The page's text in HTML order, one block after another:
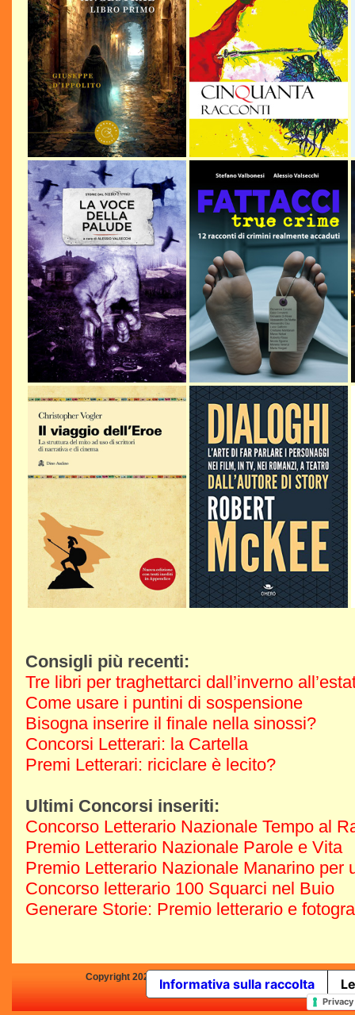
Consigli più recenti:
Tre libri per traghettarci dall’inverno
Come usare i puntini di sospensione
Bisogna inserire il finale nella sinossi?
Concorsi Letterari: la Cartella
Premi Letterari: riciclare è lecito?
Ultimi Concorsi inseriti:
Concorso Letterario Nazionale Tempo al
Premio Letterario Nazionale Parole e Vita
Premio Letterario Nazionale Manarino per
Concorso letterario 100 Squarci nel Buio
Generare Storie: Premio letterario e
Copyright 2025 by Concorsi-Letterari.it - P.IVA
In qualità di Affiliato
Informativa sulla raccolta